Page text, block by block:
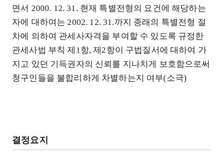
면서 2000. 12. 31. 현재 특별전형의 요건에 해당하는
자에 대하여는 2002. 12. 31.까지 종래의 특별전형 절
차에 의하여 관세사자격을 부여할 수 있도록 규정한
관세사법 부칙 제1항, 제2항이 구법질서에 대하여 가
지고 있던 기득권자의 신뢰를 지나치게 보호함으로써
청구인들을 불합리하게 차별하는지 여부(소극)
결정요지